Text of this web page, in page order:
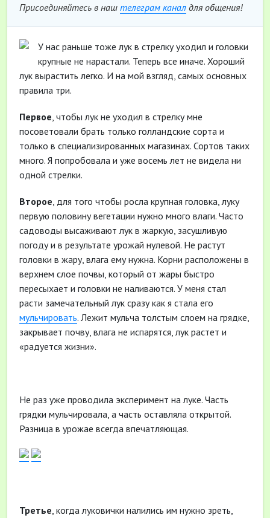
Присоединяйтесь в наш телеграм канал для общения!
У нас раньше тоже лук в стрелку уходил и головки
крупные не нарастали. Теперь все иначе. Хороший
лук вырастить легко. И на мой взгляд, самых основных
правила три.
Первое, чтобы лук не уходил в стрелку мне
посоветовали брать только голландские сорта и
только в специализированных магазинах. Сортов таких
много. Я попробовала и уже восемь лет не видела ни
одной стрелки.
Второе, для того чтобы росла крупная головка, луку
первую половину вегетации нужно много влаги. Часто
садоводы высаживают лук в жаркую, засушливую
погоду и в результате урожай нулевой. Не растут
головки в жару, влага ему нужна. Корни расположены в
верхнем слое почвы, который от жары быстро
пересыхает и головки не наливаются. У меня стал
расти замечательный лук сразу как я стала его
мульчировать. Лежит мульча толстым слоем на грядке,
закрывает почву, влага не испарятся, лук растет и
«радуется жизни».
Не раз уже проводила эксперимент на луке. Часть
грядки мульчировала, а часть оставляла открытой.
Разница в урожае всегда впечатляющая.
Третье, когда луковички налились им нужно зреть,